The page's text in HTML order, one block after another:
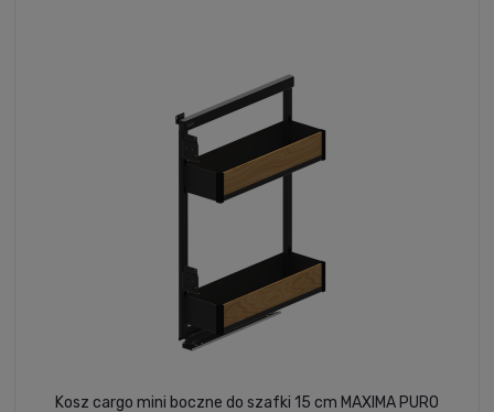
Kosz cargo mini boczne do szafki 15 cm MAXIMA PURO